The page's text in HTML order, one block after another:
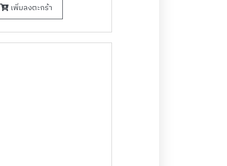
เพิ่มลงตะกร้า